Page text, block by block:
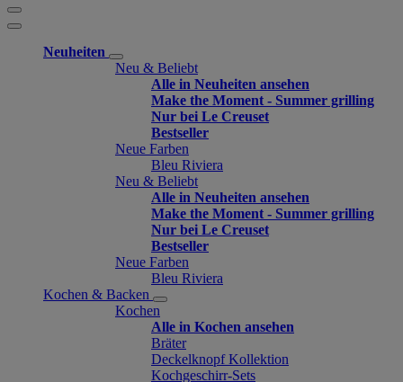
Neuheiten
Neu & Beliebt
Alle in Neuheiten ansehen
Make the Moment - Summer grilling
Nur bei Le Creuset
Bestseller
Neue Farben
Bleu Riviera
Neu & Beliebt
Alle in Neuheiten ansehen
Make the Moment - Summer grilling
Nur bei Le Creuset
Bestseller
Neue Farben
Bleu Riviera
Kochen & Backen
Kochen
Alle in Kochen ansehen
Bräter
Deckelknopf Kollektion
Kochgeschirr-Sets